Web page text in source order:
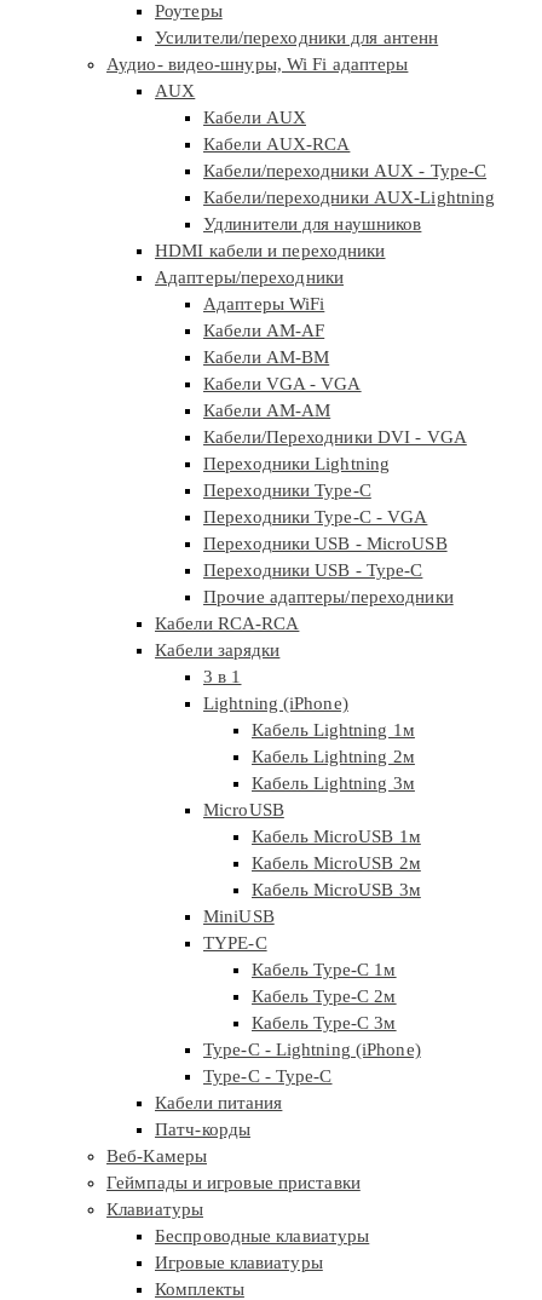
Роутеры
Усилители/переходники для антенн
Аудио- видео-шнуры, Wi Fi адаптеры
AUX
Кабели AUX
Кабели AUX-RCA
Кабели/переходники AUX - Type-C
Кабели/переходники AUX-Lightning
Удлинители для наушников
HDMI кабели и переходники
Адаптеры/переходники
Адаптеры WiFi
Кабели AM-AF
Кабели AM-BM
Кабели VGA - VGA
Кабели АМ-АМ
Кабели/Переходники DVI - VGA
Переходники Lightning
Переходники Type-C
Переходники Type-C - VGA
Переходники USB - MicroUSB
Переходники USB - Type-C
Прочие адаптеры/переходники
Кабели RCA-RCA
Кабели зарядки
3 в 1
Lightning (iPhone)
Кабель Lightning 1м
Кабель Lightning 2м
Кабель Lightning 3м
MicroUSB
Кабель MicroUSB 1м
Кабель MicroUSB 2м
Кабель MicroUSB 3м
MiniUSB
TYPE-C
Кабель Type-C 1м
Кабель Type-C 2м
Кабель Type-C 3м
Type-C - Lightning (iPhone)
Type-C - Type-C
Кабели питания
Патч-корды
Веб-Камеры
Геймпады и игровые приставки
Клавиатуры
Беспроводные клавиатуры
Игровые клавиатуры
Комплекты